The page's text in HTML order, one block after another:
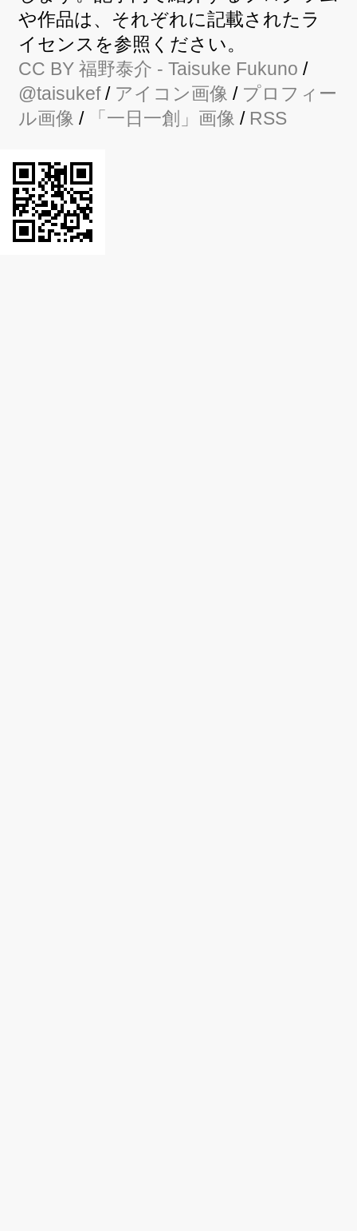
や作品は、それぞれに記載されたラ
イセンスを参照ください。
CC BY 福野泰介 - Taisuke Fukuno /
@taisukef/ アイコン画像 / プロフィー
ル画像 / 「一日一創」画像 / RSS